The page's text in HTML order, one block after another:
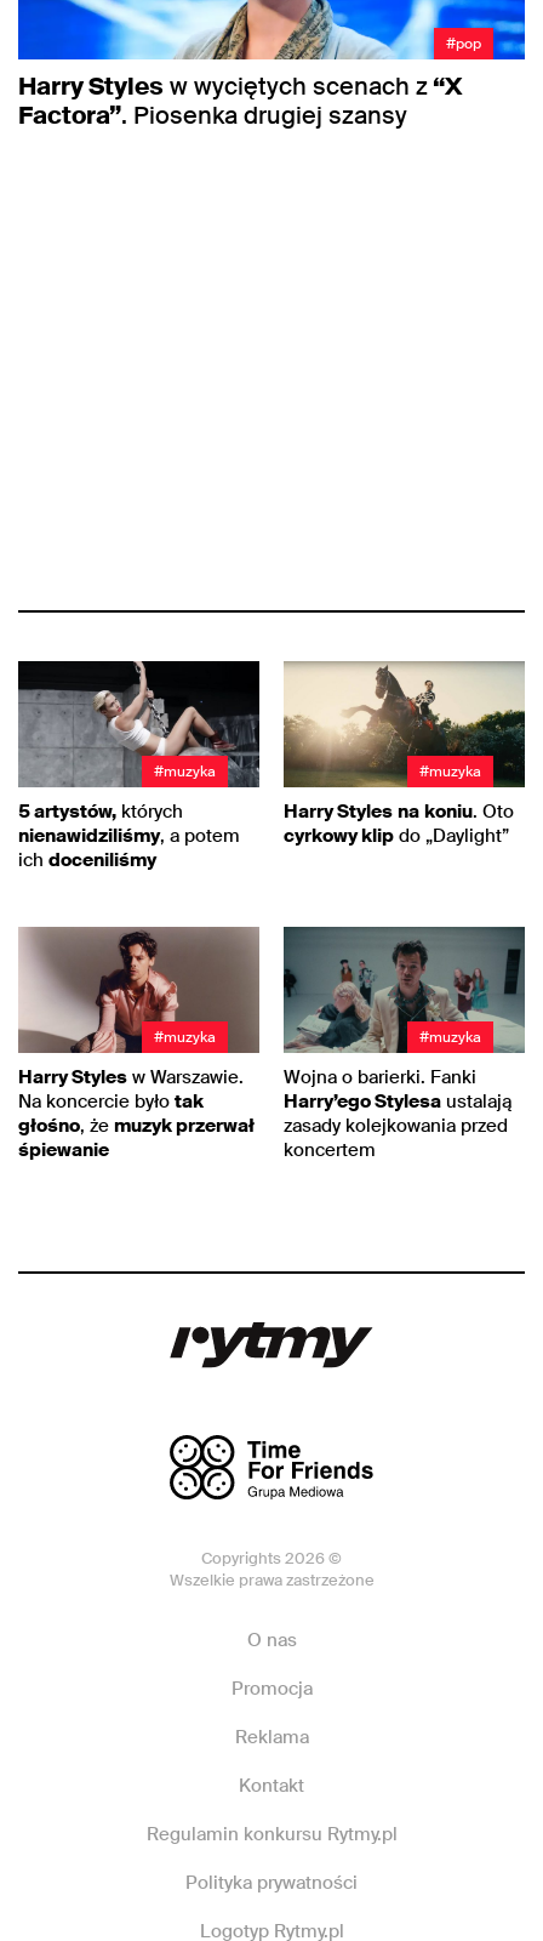
#pop
Harry Styles w wyciętych scenach z“X
Factora”. Piosenka drugiej szansy
#muzyka
5 artystów, których
nienawidziliśmy, a potem
ich doceniliśmy
#muzyka
Harry Styles na koniu. Oto
cyrkowy klip do „Daylight”
#muzyka
Harry Styles w Warszawie.
Na koncercie było tak
głośno, że muzyk przerwał
śpiewanie
#muzyka
Wojna o barierki. Fanki
Harry’ego Stylesa ustalają
zasady kolejkowania przed
koncertem
Copyrights 2026 ©
Wszelkie prawa zastrzeżone
O nas
Promocja
Reklama
Kontakt
Regulamin konkursu Rytmy.pl
Polityka prywatności
Logotyp Rytmy.pl